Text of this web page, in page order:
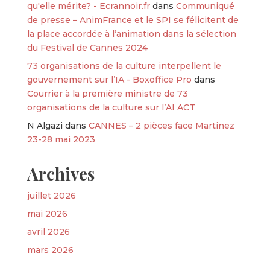
qu'elle mérite? - Ecrannoir.frdans Communiqué
de presse – AnimFrance et le SPI se félicitent de
la place accordée à l’animation dans la sélection
du Festival de Cannes 2024
73 organisations de la culture interpellent le
gouvernement sur l’IA - Boxoffice Pro dans
Courrier à la première ministre de 73
organisations de la culture sur l’AI ACT
N Algazi dans CANNES – 2 pièces face Martinez
23-28 mai 2023
Archives
juillet 2026
mai 2026
avril 2026
mars 2026